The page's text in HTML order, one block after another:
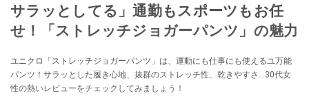
サラッとしてる」通勤もスポーツもお任
せ！「ストレッチジョガーパンツ」の魅力
ユニクロ「ストレッチジョガーパンツ」は、運動にも仕事にも使えるユ万能
パンツ！サラッとした履き心地、抜群のストレッチ性、乾きやすさ…30代女
性の熱いレビューをチェックしてみましょう！